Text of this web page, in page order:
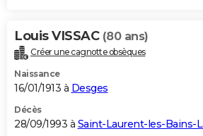
Louis VISSAC (80 ans)
Créer une cagnotte obsèques
Naissance
16/01/1913 à Desges
Décès
28/09/1993 à Saint-Laurent-les-Bains-